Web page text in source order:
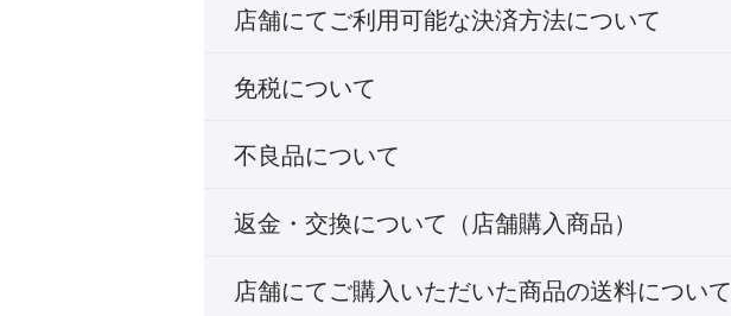
店舗にてご利用可能な決済方法について
免税について
不良品について
返金・交換について（店舗購入商品）
店舗にてご購入いただいた商品の送料について